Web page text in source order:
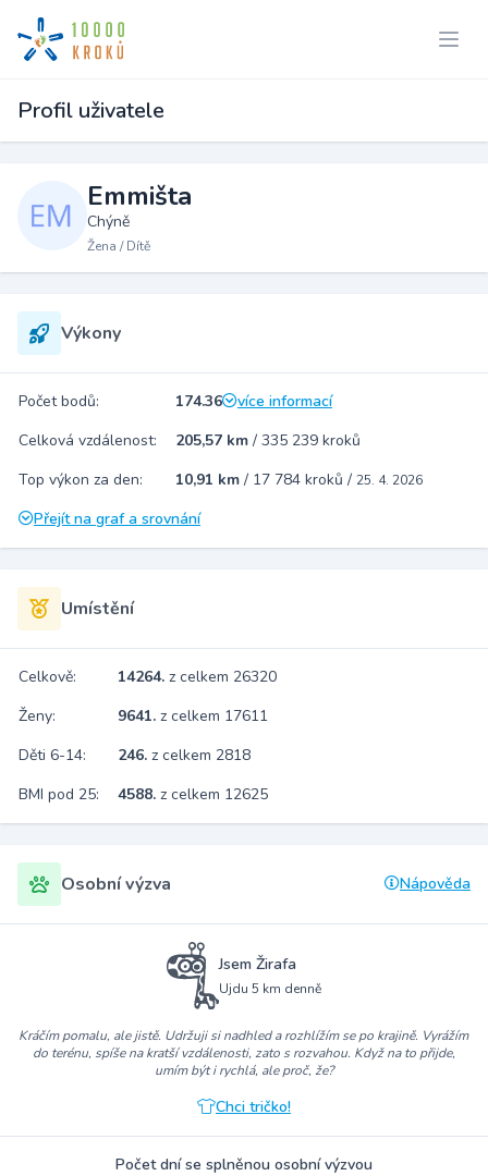
Profil uživatele
Emmišta
Chýně
Žena / Dítě
Výkony
Počet bodů: 174.36
více informací
Celková vzdálenost:
205,57 km / 335 239 kroků
Top výkon za den:
10,91 km / 17 784 kroků / 25. 4. 2026
Přejít na graf a srovnání
Umístění
Celkově: 14264. z celkem 26320
Ženy:
9641. z celkem 17611
Děti 6-14:
246. z celkem 2818
BMI pod 25:
4588. z celkem 12625
Osobní výzva Nápověda
Jsem Žirafa
Ujdu 5 km denně
Kráčím pomalu, ale jistě. Udržuji si nadhled a rozhlížím se po krajině. Vyrážím
do terénu, spíše na kratší vzdálenosti, zato s rozvahou. Když na to přijde,
umím být i rychlá, ale proč, že?
Chci tričko!
Počet dní se splněnou osobní výzvou